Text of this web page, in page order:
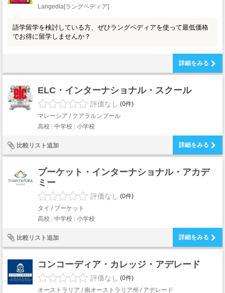
Langedia[ラングペディア]
語学留学を検討している方、ぜひラングペディアを使って最低価格
でお得に留学しませんか？
詳細をみる
ELC・インターナショナル・スクール
評価なし (0件)
マレーシア / クアラルンプール
高校
中学校 小学校
比較リスト追加 詳細をみる
プーケット・インターナショナル・アカデ
ミー
評価なし (0件)
タイ / プーケット
高校
中学校 小学校
比較リスト追加 詳細をみる
コンコーディア・カレッジ・アデレード
評価なし (0件)
オーストラリア / 南オーストラリア州 / アデレード